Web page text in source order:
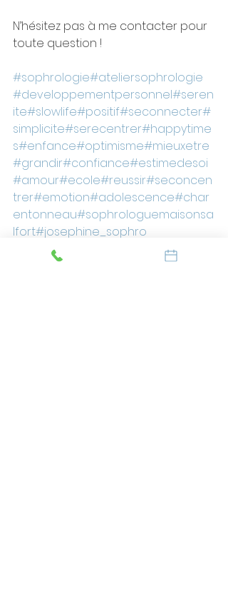
N’hésitez pas à me contacter pour
toute question !
#sophrologie#ateliersophrologie
#developpementpersonnel#seren
ite#slowlife#positif#seconnecter#
simplicite#serecentrer#happytime
s#enfance#optimisme#mieuxetre
#grandir#confiance#estimedesoi
#amour#ecole#reussir#seconcen
trer#emotion#adolescence#char
entonneau#sophrologuemaisonsa
lfort#josephine_sophro